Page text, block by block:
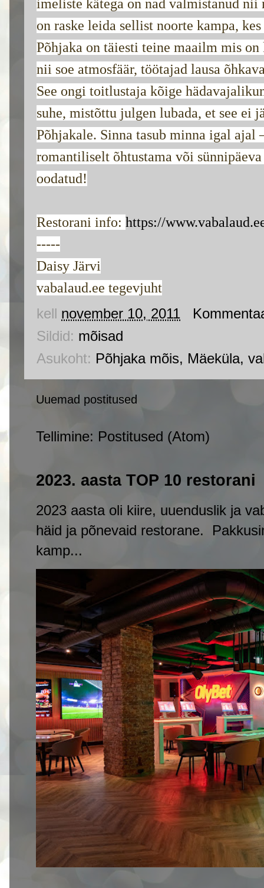
imeliste kätega on nad valmistanud
on raske leida sellist noorte kampa,
Põhjaka on täiesti teine maailm mis
nii soe atmosfäär, töötajad lausa
See ongi toitlustaja kõige
suhe, mistõttu julgen lubada, et see ei
Põhjakale. Sinna tasub minna igal ajal
romantiliselt õhtustama või
oodatud!
Restorani info: https://
-----
Daisy Järvi
vabalaud.ee tegevjuht
kell november 10, 2011
Sildid: mõisad
Asukoht: Põhjaka mõis, Mäeküla,
Uuemad postitused
Tellimine: Postitused (Atom)
2023. aasta TOP 10 restorani
2023 aasta oli kiire, uuenduslik ja
häid ja põnevaid restorane.
kamp...